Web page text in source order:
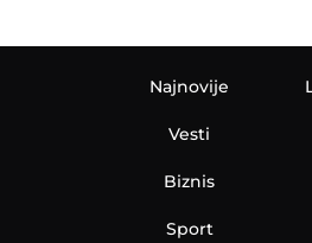
Najnovije
Vesti
Biznis
Sport